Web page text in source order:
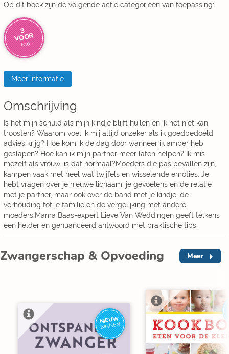
Op dit boek zijn de volgende actie categorieën van toepassing:
3
VOOR
€10
Meer informatie
Omschrijving
Is het mijn schuld als mijn kindje blijft huilen en ik het niet kan
troosten? Waarom voel ik mij altijd onzeker als ik goedbedoeld
advies krijg? Hoe kom ik de dag door wanneer ik amper heb
geslapen? Hoe kan ik mijn partner meer laten helpen? Ik mis
mezelf als vrouw; is dat normaal?Moeders die pas bevallen zijn,
kampen vaak met heel wat twijfels en wisselende emoties. Je
hebt vragen over je nieuwe lichaam, je gevoelens en de relatie
met je partner, maar ook over de band met je kindje, de
verhouding tot je familie en de vergelijking met andere
moeders.Mama Baas-expert Lieve Van Weddingen geeft telkens
een helder en genuanceerd antwoord met praktische tips.
Zwangerschap & Opvoeding Meer
NIEUW
BINNEN